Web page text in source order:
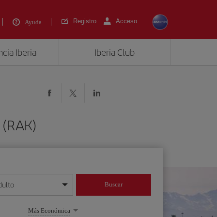
Ayuda Registro Acceso
Iberia Iberia Club
mes/año
Buscar
Más Económica